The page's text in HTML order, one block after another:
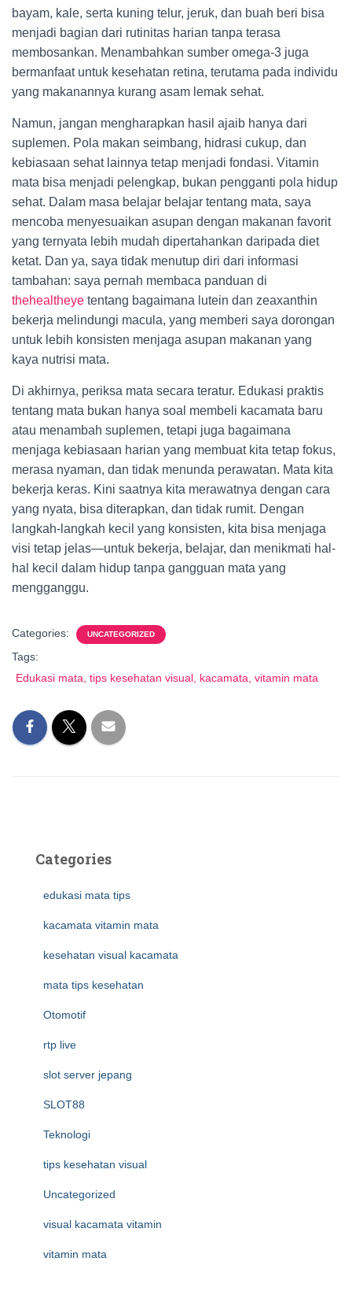
bayam, kale, serta kuning telur, jeruk, dan buah beri bisa
menjadi bagian dari rutinitas harian tanpa terasa
membosankan. Menambahkan sumber omega-3 juga
bermanfaat untuk kesehatan retina, terutama pada individu
yang makanannya kurang asam lemak sehat.
Namun, jangan mengharapkan hasil ajaib hanya dari
suplemen. Pola makan seimbang, hidrasi cukup, dan
kebiasaan sehat lainnya tetap menjadi fondasi. Vitamin
mata bisa menjadi pelengkap, bukan pengganti pola hidup
sehat. Dalam masa belajar belajar tentang mata, saya
mencoba menyesuaikan asupan dengan makanan favorit
yang ternyata lebih mudah dipertahankan daripada diet
ketat. Dan ya, saya tidak menutup diri dari informasi
tambahan: saya pernah membaca panduan di
thehealtheye tentang bagaimana lutein dan zeaxanthin
bekerja melindungi macula, yang memberi saya dorongan
untuk lebih konsisten menjaga asupan makanan yang
kaya nutrisi mata.
Di akhirnya, periksa mata secara teratur. Edukasi praktis
tentang mata bukan hanya soal membeli kacamata baru
atau menambah suplemen, tetapi juga bagaimana
menjaga kebiasaan harian yang membuat kita tetap fokus,
merasa nyaman, dan tidak menunda perawatan. Mata kita
bekerja keras. Kini saatnya kita merawatnya dengan cara
yang nyata, bisa diterapkan, dan tidak rumit. Dengan
langkah-langkah kecil yang konsisten, kita bisa menjaga
visi tetap jelas—untuk bekerja, belajar, dan menikmati hal-
hal kecil dalam hidup tanpa gangguan mata yang
mengganggu.
Categories: UNCATEGORIZED
Tags:
Edukasi mata, tips kesehatan visual, kacamata, vitamin mata
Categories
edukasi mata tips
kacamata vitamin mata
kesehatan visual kacamata
mata tips kesehatan
Otomotif
rtp live
slot server jepang
SLOT88
Teknologi
tips kesehatan visual
Uncategorized
visual kacamata vitamin
vitamin mata